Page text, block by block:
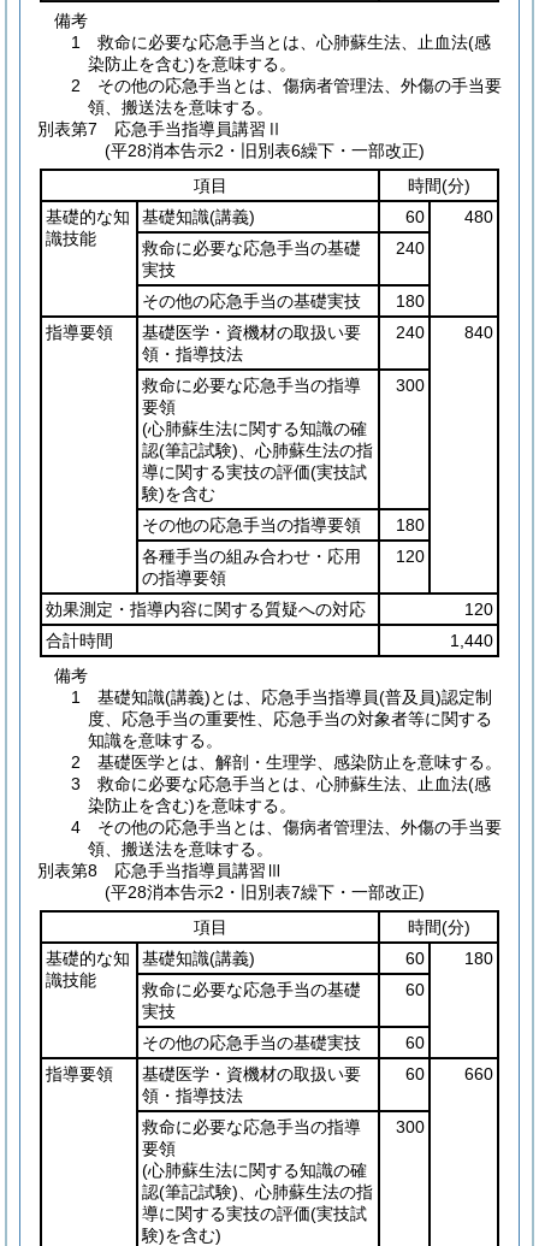
備考
1 救命に必要な応急手当とは、心肺蘇生法、止血法(感
染防止を含む)を意味する。
2 その他の応急手当とは、傷病者管理法、外傷の手当要
領、搬送法を意味する。
別表第7 応急手当指導員講習Ⅱ
(平28消本告示2・旧別表6繰下・一部改正)
項目
時間(分)
基礎的な知
識技能
基礎知識(講義) 60
480
救命に必要な応急手当の基礎
実技
240
その他の応急手当の基礎実技
180
指導要領
基礎医学・資機材の取扱い要
領・指導技法
240 840
救命に必要な応急手当の指導
要領
(心肺蘇生法に関する知識の確
認(筆記試験) 、心肺蘇生法の指
導に関する実技の評価(実技試
験)を含む
300
その他の応急手当の指導要領
180
各種手当の組み合わせ・応用
の指導要領
120
効果測定・指導内容に関する質疑への対応
120
合計時間
1,440
備考
1 基礎知識(講義)とは、応急手当指導員(普及員)認定制
度、応急手当の重要性、応急手当の対象者等に関する
知識を意味する。
2 基礎医学とは、解剖・生理学、感染防止を意味する。
3 救命に必要な応急手当とは、心肺蘇生法、止血法(感
染防止を含む)を意味する。
4 その他の応急手当とは、傷病者管理法、外傷の手当要
領、搬送法を意味する。
別表第8 応急手当指導員講習Ⅲ
(平28消本告示2・旧別表7繰下・一部改正)
項目
時間(分)
基礎的な知
識技能
基礎知識(講義) 60
180
救命に必要な応急手当の基礎
実技
60
その他の応急手当の基礎実技
60
指導要領
基礎医学・資機材の取扱い要
領・指導技法
60 660
救命に必要な応急手当の指導
要領
(心肺蘇生法に関する知識の確
認(筆記試験) 、心肺蘇生法の指
導に関する実技の評価(実技試
験)を含む)
300